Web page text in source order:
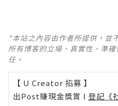
*本站之內容由作者所提供，並
所有博客的立場、真實性、準
任。
【 U Creator 招募 】
出Post賺現金獎賞 l 登記《